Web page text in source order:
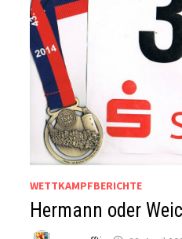
WETTKAMPFBERICHTE
Hermann oder